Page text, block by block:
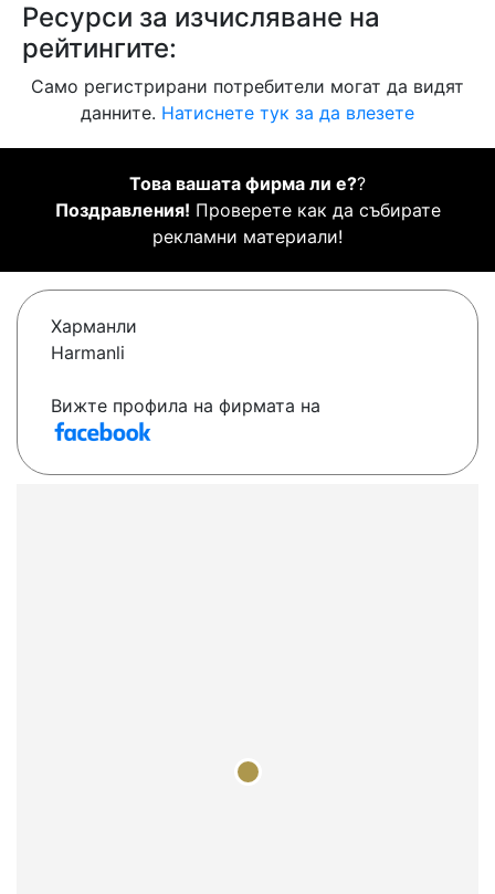
Ресурси за изчисляване на
рейтингите:
Само регистрирани потребители могат да видят
данните. Натиснете тук за да влезете
Това вашата фирма ли е??
Поздравления! Проверете как да събирате
рекламни материали!
Харманли
Harmanli
Вижте профила на фирмата на